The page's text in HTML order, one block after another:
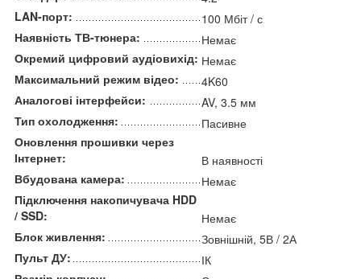
LAN-порт:
100 Мбіт / с
Наявність ТВ-тюнера:
Немає
Окремий цифровий аудіовихід: Немає
Максимальний режим відео:
4K60
Аналогові інтерфейси:
AV, 3.5 мм
Тип охолодження:
Пасивне
Оновлення прошивки через
Інтернет:
В наявності
Вбудована камера:
Немає
Підключення накопичувача HDD
/ SSD:
Немає
Блок живлення:
Зовнішній, 5В / 2А
Пульт ДУ:
ІК